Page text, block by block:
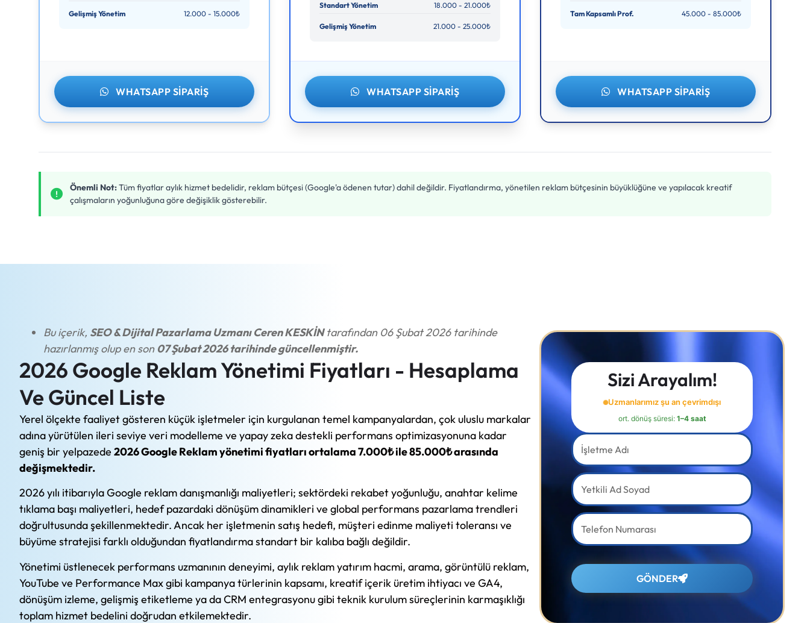
Gelişmiş Yönetim 12.000 - 15.000₺
WHATSAPP SIPARIŞ
Standart Yönetim 18.000 - 21.000₺
Gelişmiş Yönetim 21.000 - 25.000₺
WHATSAPP SIPARIŞ
Tam Kapsamlı Prof. 45.000 - 85.000₺
WHATSAPP SIPARIŞ
Önemli Not:Tüm fiyatlar aylık hizmet bedelidir, reklam bütçesi (Google'a ödenen tutar) dahil değildir. Fiyatlandırma, yönetilen reklam bütçesinin büyüklüğüne ve yapılacak kreatif
çalışmaların yoğunluğuna göre değişiklik gösterebilir.
Bu içerik, SEO & Dijital Pazarlama Uzmanı Ceren KESKİNtarafından 06 Şubat 2026 tarihinde
hazırlanmış olup en son 07 Şubat 2026 tarihinde güncellenmiştir.
2026 Google Reklam Yönetimi Fiyatları - Hesaplama
Ve Güncel Liste
Yerel ölçekte faaliyet gösteren küçük işletmeler için kurgulanan temel kampanyalardan, çok uluslu markalar
adına yürütülen ileri seviye veri modelleme ve yapay zeka destekli performans optimizasyonuna kadar
geniş bir yelpazede 2026 Google Reklam yönetimi fiyatları ortalama 7.000₺ ile 85.000₺ arasında
değişmektedir.
2026 yılı itibarıyla Google reklam danışmanlığı maliyetleri; sektördeki rekabet yoğunluğu, anahtar kelime
tıklama başı maliyetleri, hedef pazardaki dönüşüm dinamikleri ve global performans pazarlama trendleri
doğrultusunda şekillenmektedir. Ancak her işletmenin satış hedefi, müşteri edinme maliyeti toleransı ve
büyüme stratejisi farklı olduğundan fiyatlandırma standart bir kalıba bağlı değildir.
Yönetimi üstlenecek performans uzmanının deneyimi, aylık reklam yatırım hacmi, arama, görüntülü reklam,
YouTube ve Performance Max gibi kampanya türlerinin kapsamı, kreatif içerik üretim ihtiyacı ve GA4,
dönüşüm izleme, gelişmiş etiketleme ya da CRM entegrasyonu gibi teknik kurulum süreçlerinin karmaşıklığı
toplam hizmet bedelini doğrudan etkilemektedir.
Sizi Arayalım!
Uzmanlarımız şu an çevrimdışı
ort. dönüş süresi: 1–4 saat
GÖNDER